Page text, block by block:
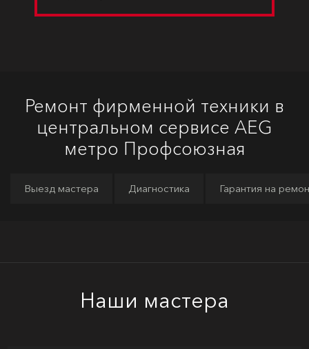
Ремонт фирменной техники в
центральном сервисе AEG
метро Профсоюзная
Выезд мастера Диагностика Гарантия на
Наши мастера